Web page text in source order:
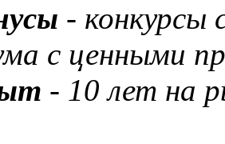
- конкурсы
с ценными
- 10 лет на